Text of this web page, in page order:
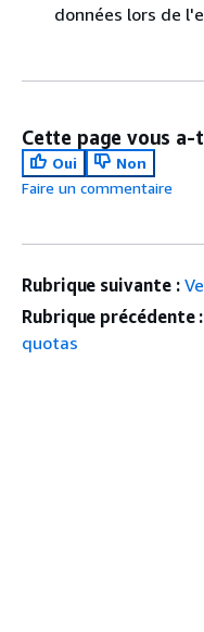
données lors de
Cette page vous
Oui
Non
Faire un commentaire
Rubrique suivante :
Rubrique précédente :
quotas